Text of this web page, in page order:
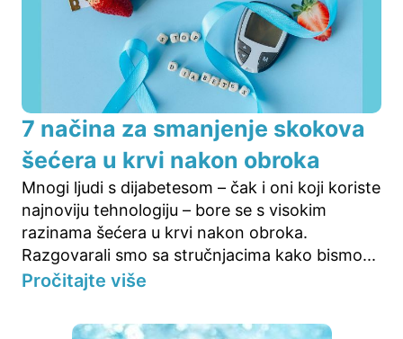
7 načina za smanjenje skokova
šećera u krvi nakon obroka
Mnogi ljudi s dijabetesom – čak i oni koji koriste
najnoviju tehnologiju – bore se s visokim
razinama šećera u krvi nakon obroka.
Razgovarali smo sa stručnjacima kako bismo...
Pročitajte više